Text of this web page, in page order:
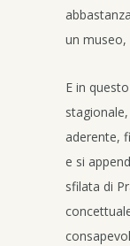
un
E in
aderente,
e si
sfilata di